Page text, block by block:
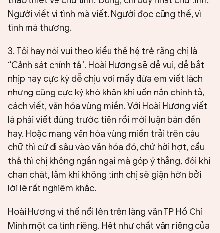
Người viết vì tình mà viết. Người đọc cũng thế, vì
tình mà thương.
3. Tôi hay nói vui theo kiểu thế hệ trẻ rằng chị là
“Cảnh sát chính tả”. Hoài Hương sẽ dễ vui, dễ bắt
nhịp hay cực kỳ dễ chịu với mấy đứa em viết lách
nhưng cũng cực kỳ khó khăn khi uốn nắn chính tả,
cách viết, văn hóa vùng miền. Với Hoài Hương viết
là phải viết đúng trước tiên rồi mới luận bàn đến
hay. Hoặc mang văn hóa vùng miền trải trên câu
chữ thì cứ đi sâu vào văn hóa đó, chứ hời hợt, cẩu
thả thì chị không ngần ngại mà góp ý thẳng, đôi khi
chan chát, lắm khi không tính chị sẽ giận hờn bởi
lời lẽ rất nghiêm khắc.
Hoài Hương vì thế nổi lên trên làng văn TP Hồ Chí
Minh một cá tính riêng. Hệt như chất văn riêng của